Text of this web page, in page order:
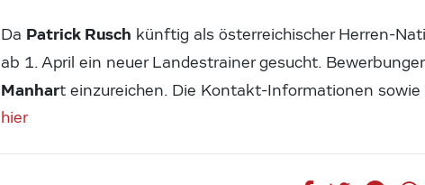
Da Patrick Rusch künftig als österreichischer Herren-
ab 1. April ein neuer Landestrainer gesucht.
Manhart einzureichen. Die Kontakt-Informationen
hier